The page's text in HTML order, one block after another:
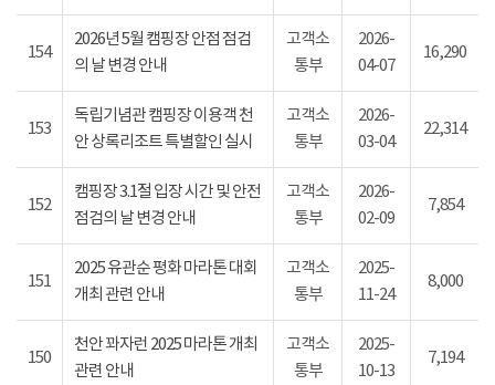
154
2026년 5월 캠핑장 안점 점검
의 날 변경 안내
고객소
통부
2026-
04-07
16,290
153
독립기념관 캠핑장 이용객 천
안 상록리조트 특별할인 실시
고객소
통부
2026-
03-04
22,314
152
캠핑장 3.1절 입장 시간 및 안전
점검의 날 변경 안내
고객소
통부
2026-
02-09
7,854
151
2025 유관순 평화 마라톤 대회
개최 관련 안내
고객소
통부
2025-
11-24
8,000
150
천안 꽈자런 2025 마라톤 개최
관련 안내
고객소
통부
2025-
10-13
7,194